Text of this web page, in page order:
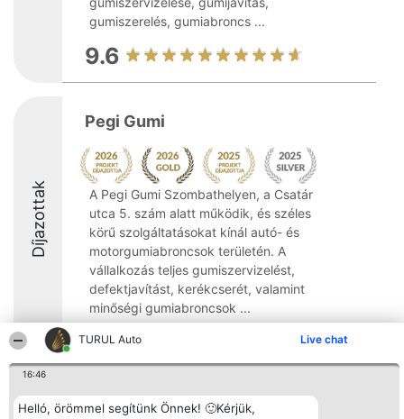
TURUL Auto Live chat
16:46
Helló, örömmel segítünk Önnek! 🙂Kérjük,
gumiszerelés, gumiabroncs ...
9.6
Díjazottak
Pegi Gumi
A Pegi Gumi Szombathelyen, a Csatár
utca 5. szám alatt működik, és széles
körű szolgáltatásokat kínál autó- és
motorgumiabroncsok területén. A
vállalkozás teljes gumiszervizelést,
defektjavítást, kerékcserét, valamint
minőségi gumiabroncsok ...
9.3
Rangsorszervező Népszavazás Elérhetőség